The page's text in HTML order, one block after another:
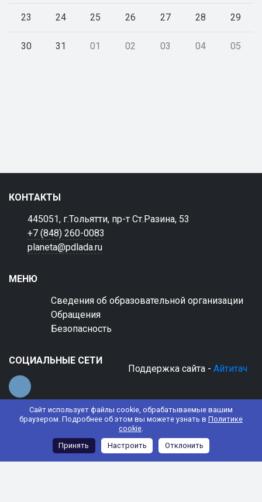
Сайт использует файлы cookie, обрабатываемые вашим
браузером. Подробнее об этом вы можете узнать в Политике
cookie.
Принять
Настроить Отклонить
23 24 25 26 27 28 29
30 31 01 02 03 04 05
КОНТАКТЫ
445051, г.Тольятти, пр-т Ст.Разина, 53
+7 (848) 260-0083
planeta@pdlada.ru
МЕНЮ
Сведения об образовательной организации
Обращения
Безопасность
СОЦИАЛЬНЫЕ СЕТИ
Поддержка сайта - Айтитач
© 2022 АНО ДО "Планета детства "Лада"